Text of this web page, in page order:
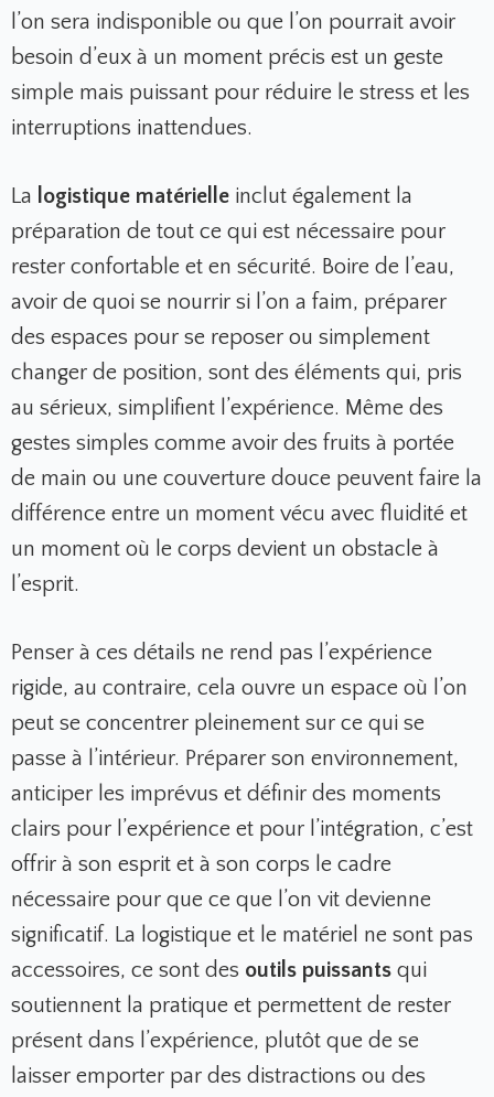
l’on sera indisponible ou que l’on pourrait avoir
besoin d’eux à un moment précis est un geste
simple mais puissant pour réduire le stress et les
interruptions inattendues.
La logistique matérielle inclut également la
préparation de tout ce qui est nécessaire pour
rester confortable et en sécurité. Boire de l’eau,
avoir de quoi se nourrir si l’on a faim, préparer
des espaces pour se reposer ou simplement
changer de position, sont des éléments qui, pris
au sérieux, simplifient l’expérience. Même des
gestes simples comme avoir des fruits à portée
de main ou une couverture douce peuvent faire la
différence entre un moment vécu avec fluidité et
un moment où le corps devient un obstacle à
l’esprit.
Penser à ces détails ne rend pas l’expérience
rigide, au contraire, cela ouvre un espace où l’on
peut se concentrer pleinement sur ce qui se
passe à l’intérieur. Préparer son environnement,
anticiper les imprévus et définir des moments
clairs pour l’expérience et pour l’intégration, c’est
offrir à son esprit et à son corps le cadre
nécessaire pour que ce que l’on vit devienne
significatif. La logistique et le matériel ne sont pas
accessoires, ce sont des outils puissants qui
soutiennent la pratique et permettent de rester
présent dans l’expérience, plutôt que de se
laisser emporter par des distractions ou des